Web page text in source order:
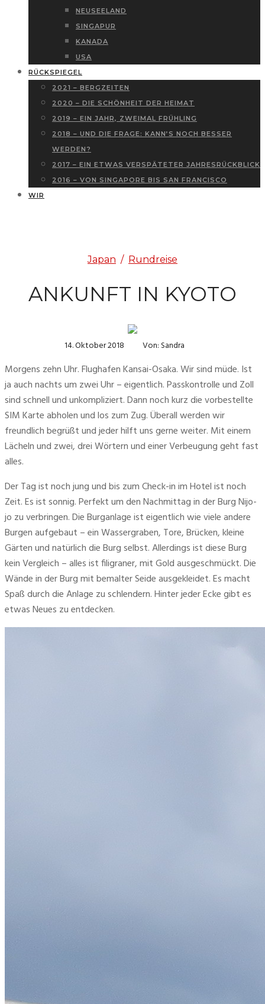
NEUSEELAND
SINGAPUR
KANADA
USA
RÜCKSPIEGEL
2021 – BERGZEITEN
2020 – DIE SCHÖNHEIT DER HEIMAT
2019 – EIN JAHR, ZWEIMAL FRÜHLING
2018 – UND DIE FRAGE: KANN’S NOCH BESSER
WERDEN?
2017 – EIN ETWAS VERSPÄTETER JAHRESRÜCKBLICK
2016 – VON SINGAPORE BIS SAN FRANCISCO
WIR
Japan / Rundreise
ANKUNFT IN KYOTO
14. Oktober 2018 Von: Sandra
Morgens zehn Uhr. Flughafen Kansai-Osaka. Wir sind müde. Ist
ja auch nachts um zwei Uhr – eigentlich. Passkontrolle und Zoll
sind schnell und unkompliziert. Dann noch kurz die vorbestellte
SIM Karte abholen und los zum Zug. Überall werden wir
freundlich begrüßt und jeder hilft uns gerne weiter. Mit einem
Lächeln und zwei, drei Wörtern und einer Verbeugung geht fast
alles.
Der Tag ist noch jung und bis zum Check-in im Hotel ist noch
Zeit. Es ist sonnig. Perfekt um den Nachmittag in der Burg Nijo-
jo zu verbringen. Die Burganlage ist eigentlich wie viele andere
Burgen aufgebaut – ein Wassergraben, Tore, Brücken, kleine
Gärten und natürlich die Burg selbst. Allerdings ist diese Burg
kein Vergleich – alles ist filigraner, mit Gold ausgeschmückt. Die
Wände in der Burg mit bemalter Seide ausgekleidet. Es macht
Spaß durch die Anlage zu schlendern. Hinter jeder Ecke gibt es
etwas Neues zu entdecken.